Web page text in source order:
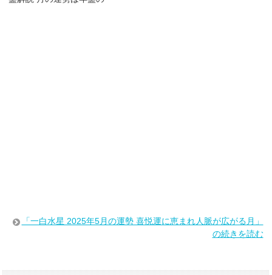
「一白水星 2025年5月の運勢 喜悦運に恵まれ人脈が広がる月」
の続きを読む